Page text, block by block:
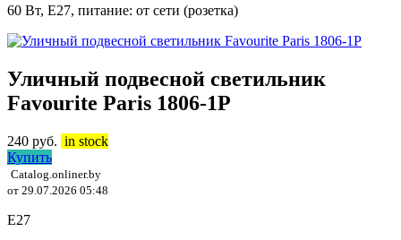
60 Вт, E27, питание: от сети (розетка)
Уличный подвесной светильник
Favourite Paris 1806-1P
240 руб. in stock
Купить
Catalog.onliner.by
от 29.07.2026 05:48
E27